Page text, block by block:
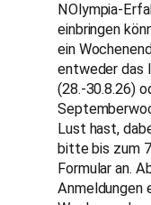
NOlympia-
einbringen
ein
entweder das
(28.-30.8.26)
Lust hast,
bitte bis zum
Formular an.
Anmeldungen